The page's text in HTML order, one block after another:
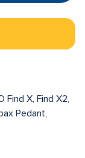
X, Find X2,
Pedant,